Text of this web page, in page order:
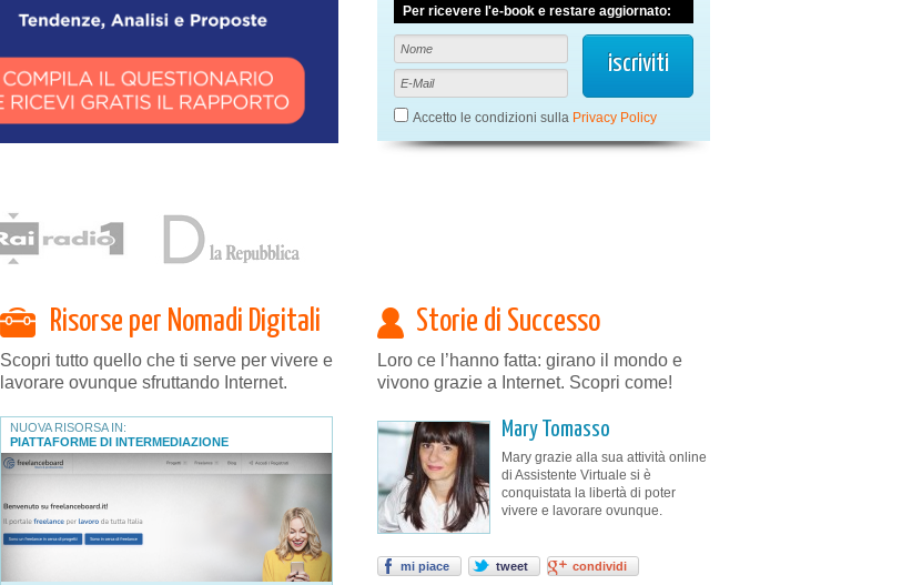
Per ricevere l'e-book e restare aggiornato:
Accetto le condizioni sulla Privacy Policy
Risorse per Nomadi Digitali
Scopri tutto quello che ti serve per vivere e
lavorare ovunque sfruttando Internet.
NUOVA RISORSA IN:
PIATTAFORME DI INTERMEDIAZIONE
Storie di Successo
Loro ce l’hanno fatta: girano il mondo e
vivono grazie a Internet. Scopri come!
Mary Tomasso
Mary grazie alla sua attività online
di Assistente Virtuale si è
conquistata la libertà di poter
vivere e lavorare ovunque.
mi piace tweet condividi